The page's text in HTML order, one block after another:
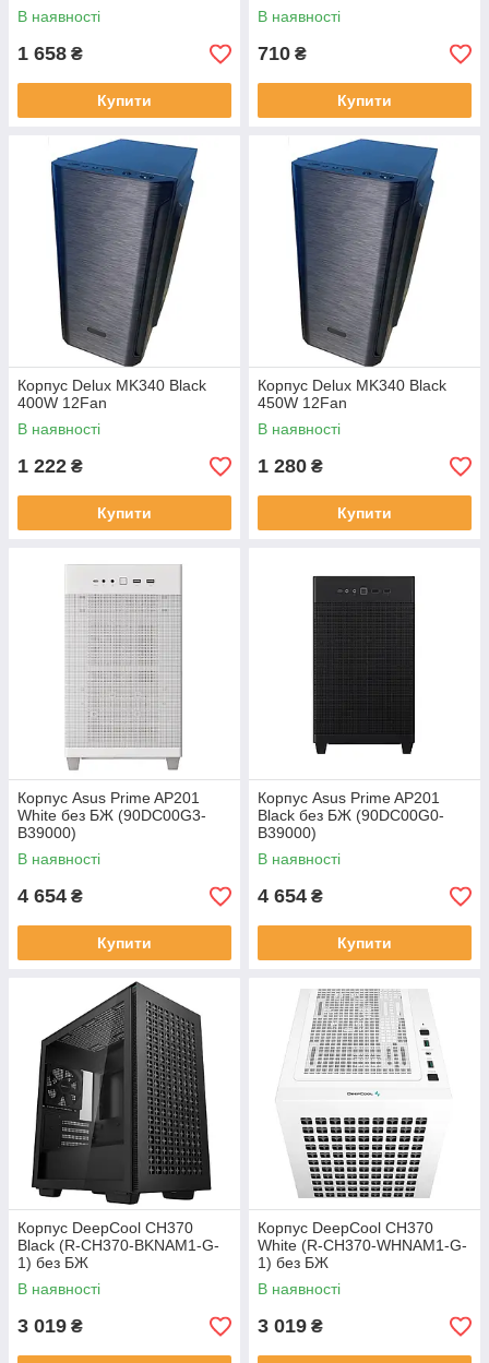
В наявності
1 658 ₴
Купити
В наявності
710 ₴
Купити
Корпус Delux MK340 Black
400W 12Fan
В наявності
1 222 ₴
Купити
Корпус Delux MK340 Black
450W 12Fan
В наявності
1 280 ₴
Купити
Корпус Asus Prime AP201
White без БЖ (90DC00G3-
B39000)
В наявності
4 654 ₴
Купити
Корпус Asus Prime AP201
Black без БЖ (90DC00G0-
B39000)
В наявності
4 654 ₴
Купити
Корпус DeepCool CH370
Black (R-CH370-BKNAM1-G-
1) без БЖ
В наявності
3 019 ₴
Корпус DeepCool CH370
White (R-CH370-WHNAM1-G-
1) без БЖ
В наявності
3 019 ₴